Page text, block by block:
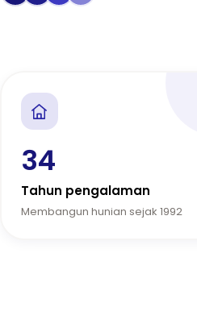
34
Tahun pengalaman
Membangun hunian sejak 1992